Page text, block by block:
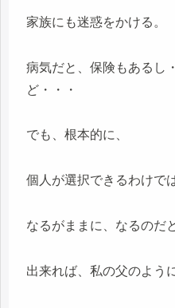
家族にも迷惑をかける。
病気だと、保険もあるし
ど・・・
でも、根本的に、
個人が選択できるわけで
なるがままに、なるのだ
出来れば、私の父のよう